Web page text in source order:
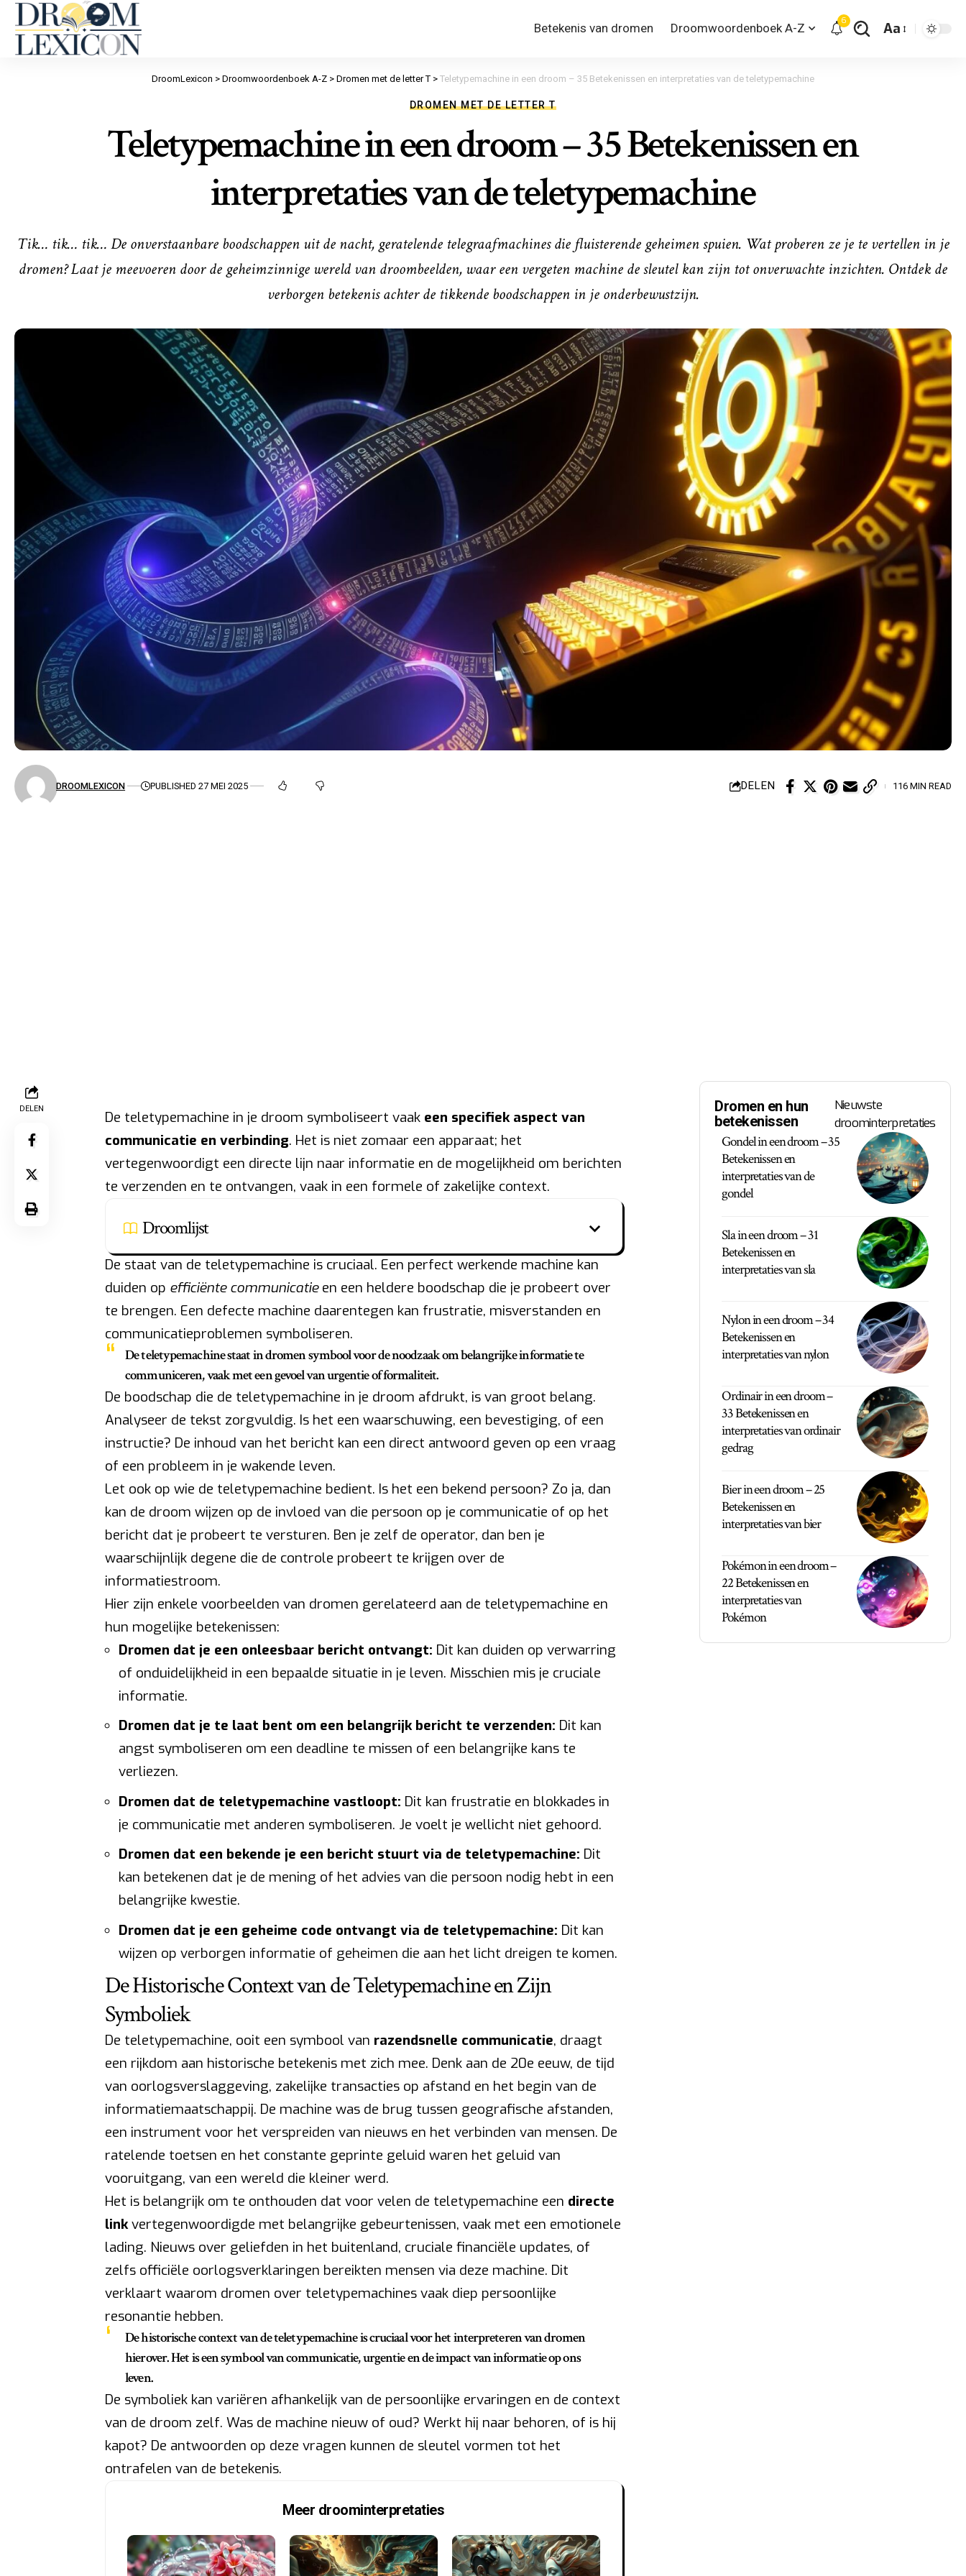
Betekenis van dromen Droomwoordenboek A-Z
6 Aa
DroomLexicon > Droomwoordenboek A-Z > Dromen met de letter T > Teletypemachine in een droom – 35 Betekenissen en interpretaties van de teletypemachine
DROMEN MET DE LETTER T
Teletypemachine in een droom – 35 Betekenissen en
interpretaties van de teletypemachine
Tik… tik… tik… De onverstaanbare boodschappen uit de nacht, geratelende telegraafmachines die fluisterende geheimen spuien. Wat proberen ze je te vertellen in je
dromen? Laat je meevoeren door de geheimzinnige wereld van droombeelden, waar een vergeten machine de sleutel kan zijn tot onverwachte inzichten. Ontdek de
verborgen betekenis achter de tikkende boodschappen in je onderbewustzijn.
DROOMLEXICON PUBLISHED 27 MEI 2025 DELEN 116 MIN READ
DELEN De teletypemachine in je droom symboliseert vaak een specifiek aspect van
communicatie en verbinding. Het is niet zomaar een apparaat; het
vertegenwoordigt een directe lijn naar informatie en de mogelijkheid om berichten
te verzenden en te ontvangen, vaak in een formele of zakelijke context.
Droomlijst
De staat van de teletypemachine is cruciaal. Een perfect werkende machine kan
duiden op efficiënte communicatieen een heldere boodschap die je probeert over
te brengen. Een defecte machine daarentegen kan frustratie, misverstanden en
communicatieproblemen symboliseren.
De teletypemachine staat in dromen symbool voor de noodzaak om belangrijke informatie te
communiceren, vaak met een gevoel van urgentie of formaliteit.
De boodschap die de teletypemachine in je droom afdrukt, is van groot belang.
Analyseer de tekst zorgvuldig. Is het een waarschuwing, een bevestiging, of een
instructie? De inhoud van het bericht kan een direct antwoord geven op een vraag
of een probleem in je wakende leven.
Let ook op wie de teletypemachine bedient. Is het een bekend persoon? Zo ja, dan
kan de droom wijzen op de invloed van die persoon op je communicatie of op het
bericht dat je probeert te versturen. Ben je zelf de operator, dan ben je
waarschijnlijk degene die de controle probeert te krijgen over de
informatiestroom.
Hier zijn enkele voorbeelden van dromen gerelateerd aan de teletypemachine en
hun mogelijke betekenissen:
Dromen dat je een onleesbaar bericht ontvangt: Dit kan duiden op verwarring
of onduidelijkheid in een bepaalde situatie in je leven. Misschien mis je cruciale
informatie.
Dromen dat je te laat bent om een belangrijk bericht te verzenden: Dit kan
angst symboliseren om een deadline te missen of een belangrijke kans te
verliezen.
Dromen dat de teletypemachine vastloopt: Dit kan frustratie en blokkades in
je communicatie met anderen symboliseren. Je voelt je wellicht niet gehoord.
Dromen dat een bekende je een bericht stuurt via de teletypemachine: Dit
kan betekenen dat je de mening of het advies van die persoon nodig hebt in een
belangrijke kwestie.
Dromen dat je een geheime code ontvangt via de teletypemachine: Dit kan
wijzen op verborgen informatie of geheimen die aan het licht dreigen te komen.
De Historische Context van de Teletypemachine en Zijn
Symboliek
De teletypemachine, ooit een symbool van razendsnelle communicatie, draagt
een rijkdom aan historische betekenis met zich mee. Denk aan de 20e eeuw, de tijd
van oorlogsverslaggeving, zakelijke transacties op afstand en het begin van de
informatiemaatschappij. De machine was de brug tussen geografische afstanden,
een instrument voor het verspreiden van nieuws en het verbinden van mensen. De
ratelende toetsen en het constante geprinte geluid waren het geluid van
vooruitgang, van een wereld die kleiner werd.
Het is belangrijk om te onthouden dat voor velen de teletypemachine een directe
linkvertegenwoordigde met belangrijke gebeurtenissen, vaak met een emotionele
lading. Nieuws over geliefden in het buitenland, cruciale financiële updates, of
zelfs officiële oorlogsverklaringen bereikten mensen via deze machine. Dit
verklaart waarom dromen over teletypemachines vaak diep persoonlijke
resonantie hebben.
De historische context van de teletypemachine is cruciaal voor het interpreteren van dromen
hierover. Het is een symbool van communicatie, urgentie en de impact van informatie op ons
leven.
De symboliek kan variëren afhankelijk van de persoonlijke ervaringen en de context
van de droom zelf. Was de machine nieuw of oud? Werkt hij naar behoren, of is hij
kapot? De antwoorden op deze vragen kunnen de sleutel vormen tot het
ontrafelen van de betekenis.
Meer droominterpretaties
Dromen en hun
betekenissen
Nieuwste
droominterpretaties
Gondel in een droom – 35
Betekenissen en
interpretaties van de
gondel
Sla in een droom – 31
Betekenissen en
interpretaties van sla
Nylon in een droom – 34
Betekenissen en
interpretaties van nylon
Ordinair in een droom –
33 Betekenissen en
interpretaties van ordinair
gedrag
Bier in een droom – 25
Betekenissen en
interpretaties van bier
Pokémon in een droom –
22 Betekenissen en
interpretaties van
Pokémon